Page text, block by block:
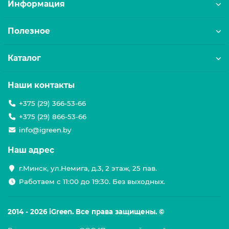
Информация
Полезное
Каталог
Наши контакты
+375 (29) 366-53-66
+375 (29) 866-53-66
info@igreen.by
Наш адрес
г.Минск, ул.Немига, д.3, 2 этаж, 25 пав.
Работаем с 11:00 до 19:30. Без выходных.
2014 - 2026 iGreen. Все права защищены. ©